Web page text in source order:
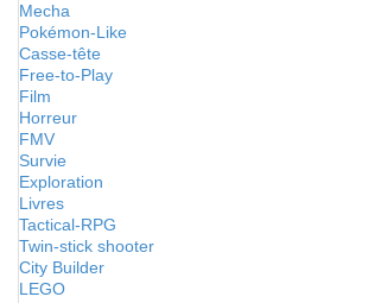
Mecha
Pokémon-Like
Casse-tête
Free-to-Play
Film
Horreur
FMV
Survie
Exploration
Livres
Tactical-RPG
Twin-stick shooter
City Builder
LEGO